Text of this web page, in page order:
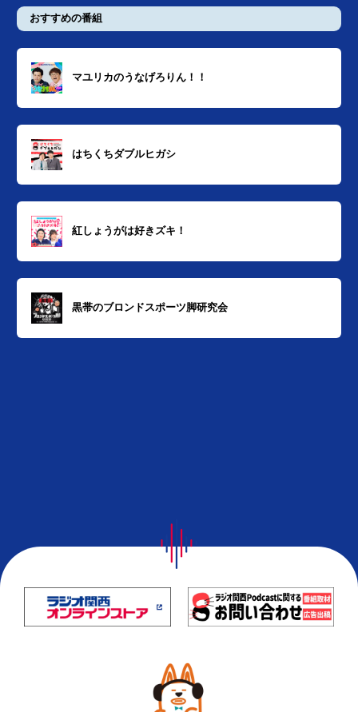
おすすめの番組
マユリカのうなげろりん！！
はちくちダブルヒガシ
紅しょうがは好きズキ！
黒帯のブロンドスポーツ脚研究会